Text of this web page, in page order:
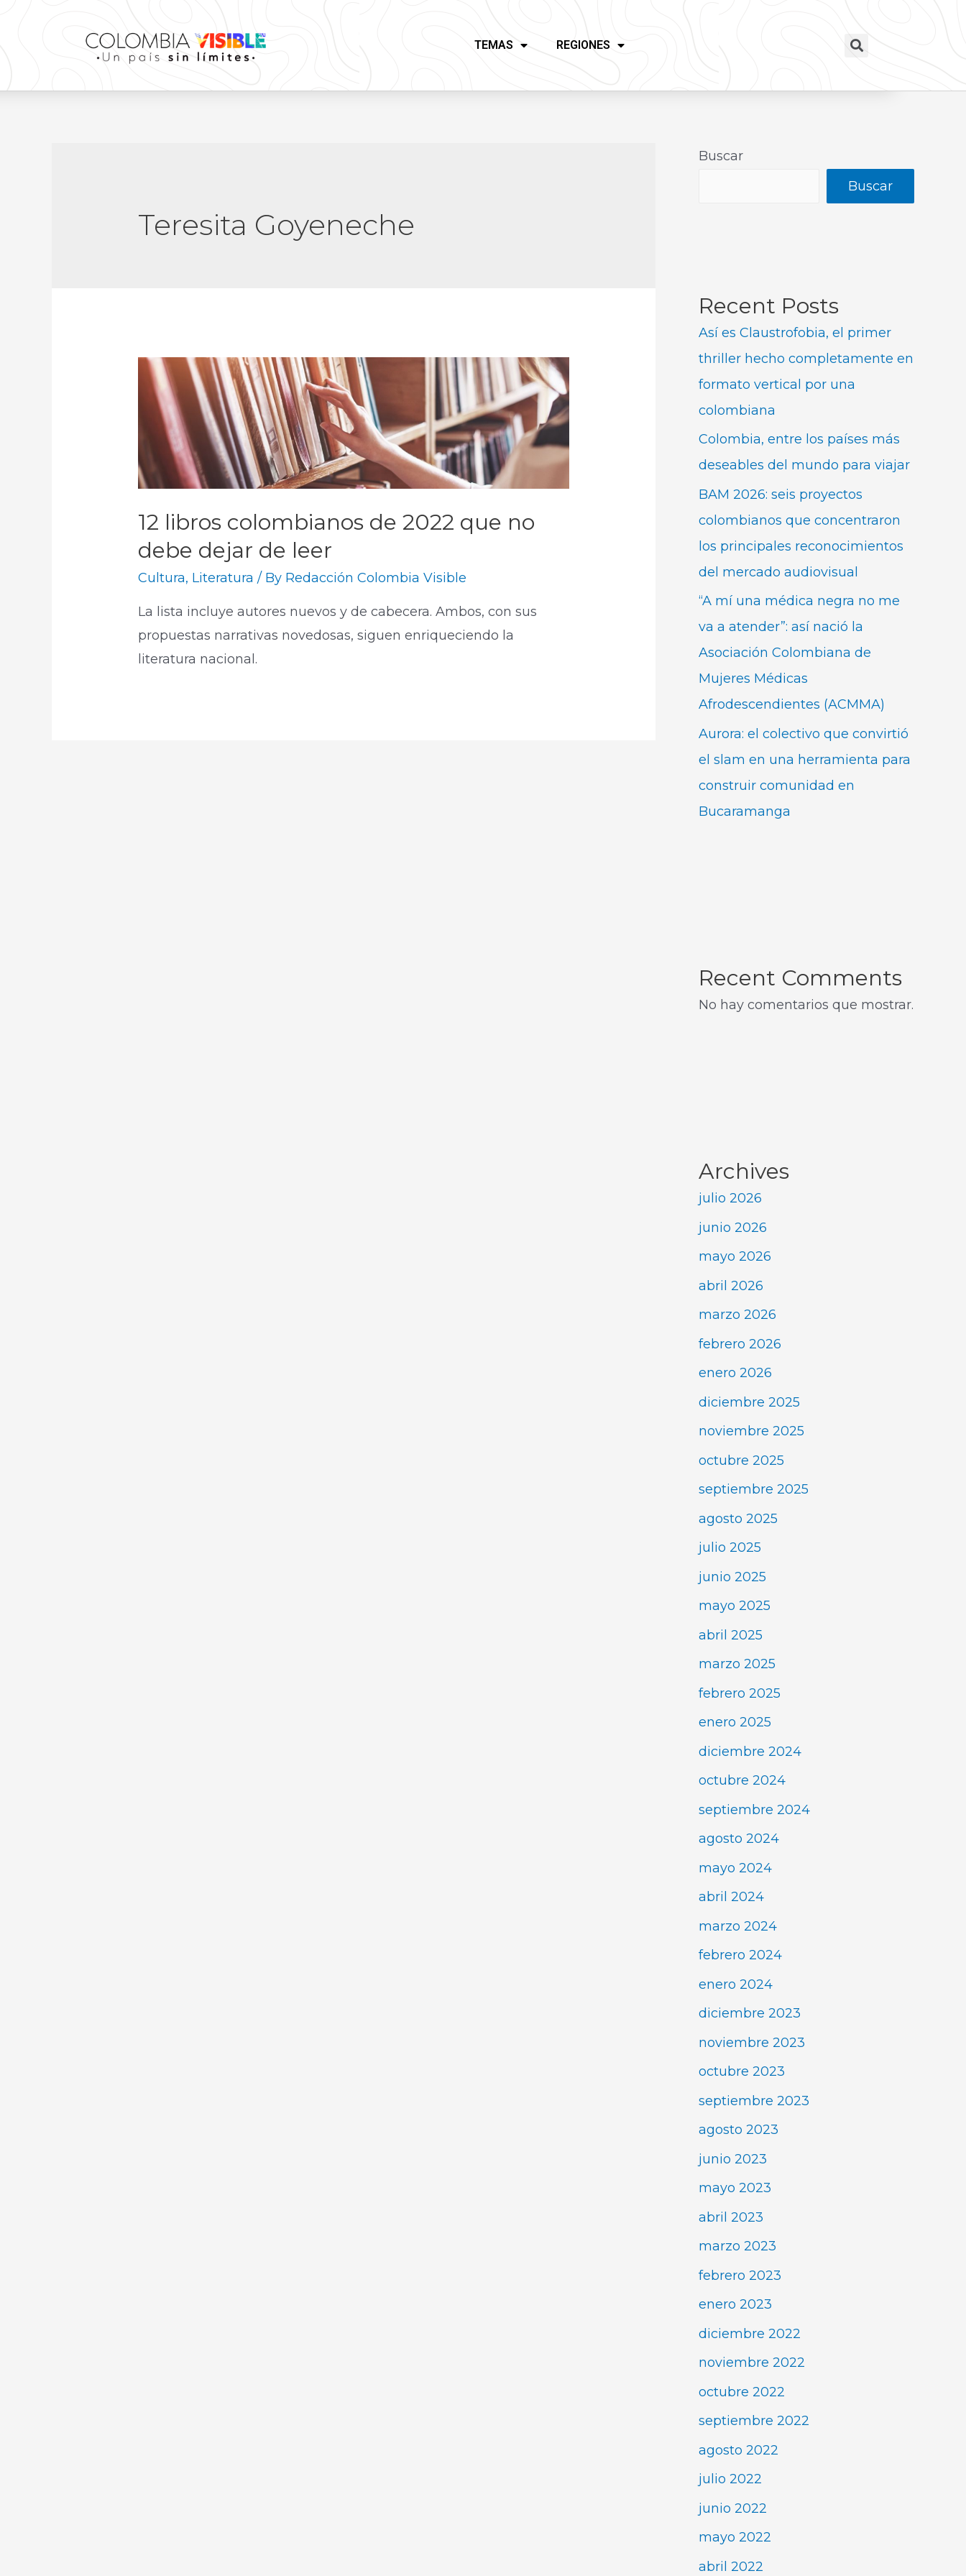
TEMAS REGIONES
Teresita Goyeneche
12 libros colombianos de 2022 que no
debe dejar de leer
Cultura, Literatura / By Redacción Colombia Visible
La lista incluye autores nuevos y de cabecera. Ambos, con sus
propuestas narrativas novedosas, siguen enriqueciendo la
literatura nacional.
Buscar
Buscar
Recent Posts
Así es Claustrofobia, el primer
thriller hecho completamente en
formato vertical por una
colombiana
Colombia, entre los países más
deseables del mundo para viajar
BAM 2026: seis proyectos
colombianos que concentraron
los principales reconocimientos
del mercado audiovisual
“A mí una médica negra no me
va a atender”: así nació la
Asociación Colombiana de
Mujeres Médicas
Afrodescendientes (ACMMA)
Aurora: el colectivo que convirtió
el slam en una herramienta para
construir comunidad en
Bucaramanga
Recent Comments
No hay comentarios que mostrar.
Archives
julio 2026
junio 2026
mayo 2026
abril 2026
marzo 2026
febrero 2026
enero 2026
diciembre 2025
noviembre 2025
octubre 2025
septiembre 2025
agosto 2025
julio 2025
junio 2025
mayo 2025
abril 2025
marzo 2025
febrero 2025
enero 2025
diciembre 2024
octubre 2024
septiembre 2024
agosto 2024
mayo 2024
abril 2024
marzo 2024
febrero 2024
enero 2024
diciembre 2023
noviembre 2023
octubre 2023
septiembre 2023
agosto 2023
junio 2023
mayo 2023
abril 2023
marzo 2023
febrero 2023
enero 2023
diciembre 2022
noviembre 2022
octubre 2022
septiembre 2022
agosto 2022
julio 2022
junio 2022
mayo 2022
abril 2022